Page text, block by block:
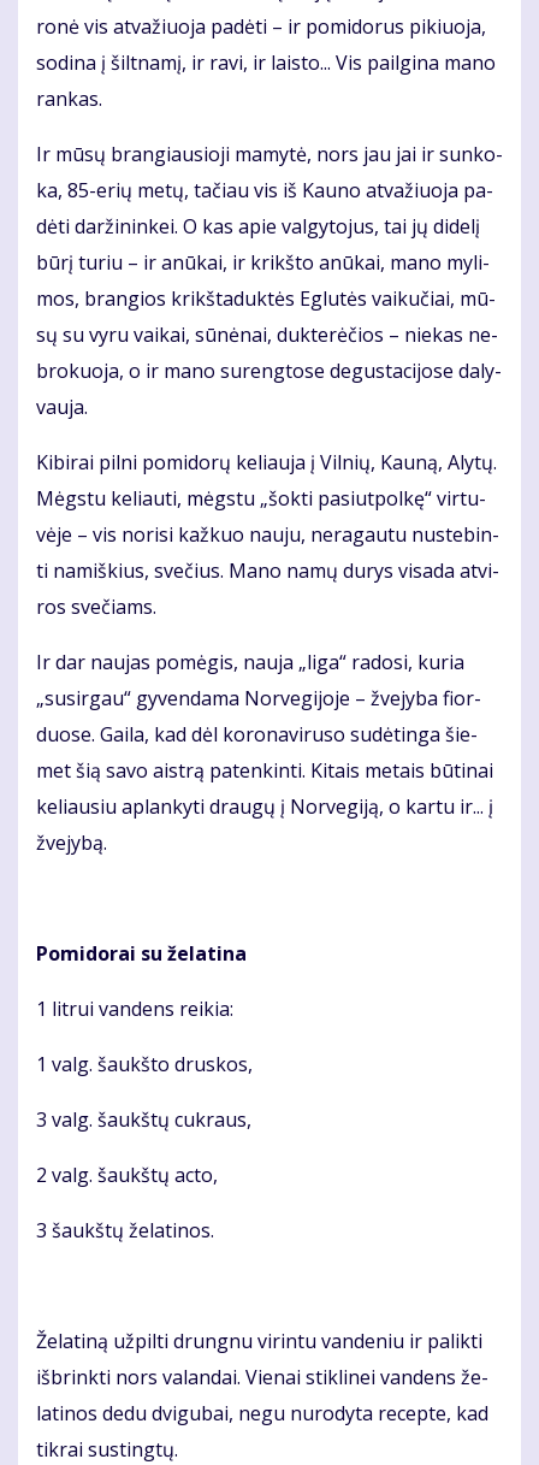
ro­nė vis at­va­žiuo­ja pa­dė­ti – ir po­mi­do­rus pi­kiuo­ja,
so­di­na į šilt­na­mį, ir ra­vi, ir lais­to... Vis pail­gi­na ma­no
ran­kas.
Ir mū­sų bran­giau­sio­ji ma­my­tė, nors jau jai ir sun­ko­
ka, 85-erių me­tų, ta­čiau vis iš Kau­no at­va­žiuo­ja pa­
dė­ti dar­ži­nin­kei. O kas apie val­gy­to­jus, tai jų di­de­lį
bū­rį tu­riu – ir anū­kai, ir krikš­to anū­kai, ma­no my­li­
mos, bran­gios krikš­ta­duk­tės Eg­lu­tės vai­ku­čiai, mū­
sų su vy­ru vai­kai, sū­nė­nai, duk­te­rė­čios – nie­kas ne­
bro­kuo­ja, o ir ma­no su­reng­to­se de­gus­ta­ci­jo­se da­ly­
vau­ja.
Ki­bi­rai pil­ni po­mi­do­rų ke­liau­ja į Vil­nių, Kau­ną, Aly­tų.
Mėgs­tu ke­liau­ti, mėgs­tu „šok­ti pa­siut­pol­kę“ vir­tu­
vė­je – vis no­ri­si kaž­kuo nau­ju, ne­ra­gau­tu nu­ste­bin­
ti na­miš­kius, sve­čius. Ma­no na­mų du­rys vi­sa­da at­vi­
ros sve­čiams.
Ir dar nau­jas po­mė­gis, nau­ja „li­ga“ ra­do­si, ku­ria
„su­sir­gau“ gy­ven­da­ma Nor­ve­gi­jo­je – žve­jy­ba fior­
duo­se. Gai­la, kad dėl ko­ro­na­vi­ru­so su­dė­tin­ga šie­
met šią sa­vo aist­rą pa­ten­kin­ti. Ki­tais me­tais bū­ti­nai
ke­liau­siu ap­lan­ky­ti drau­gų į Nor­ve­gi­ją, o kar­tu ir... į
žve­jy­bą.
Po­mi­do­rai su že­la­ti­na
1 lit­rui van­dens rei­kia:
1 valg. šaukš­to drus­kos,
3 valg. šaukš­tų cuk­raus,
2 valg. šaukš­tų ac­to,
3 šaukš­tų že­la­ti­nos.
Že­la­ti­ną už­pil­ti drun­gnu vi­rin­tu van­de­niu ir pa­lik­ti
iš­brink­ti nors va­lan­dai. Vie­nai stik­li­nei van­dens že­
la­ti­nos de­du dvi­gu­bai, ne­gu nu­ro­dy­ta re­cep­te, kad
tik­rai su­sting­tų.